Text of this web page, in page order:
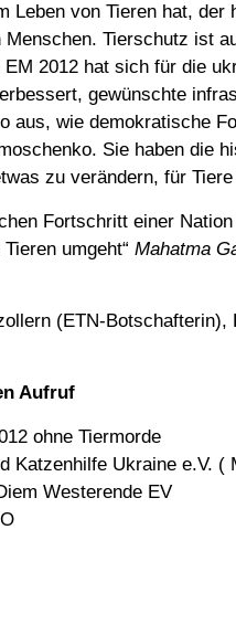
Leben von Tieren hat, der
Tierschutz ist
2012 hat sich für die
gewünschte
aus, wie demokratische
Sie haben die
zu verändern, für
Fortschritt einer
umgeht“ Mahatma
(ETN-Botschafterin),
Aufruf
ohne Tiermorde
Katzenhilfe Ukraine e.V. (
Westerende EV